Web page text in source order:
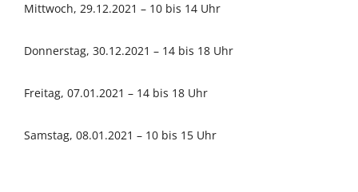
Kontakt & Anfahrt
Öffnungszeiten
Mittwoch, 29.12.2021 – 10 bis 14 Uhr
Donnerstag, 30.12.2021 – 14 bis 18 Uhr
Freitag, 07.01.2021 – 14 bis 18 Uhr
Samstag, 08.01.2021 – 10 bis 15 Uhr